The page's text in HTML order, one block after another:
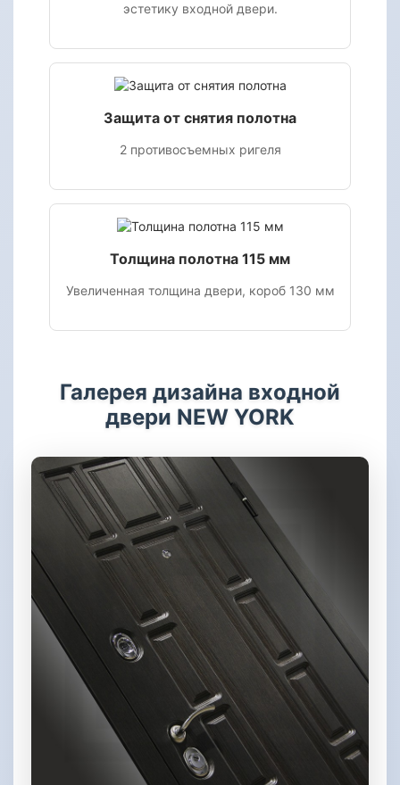
эстетику входной двери.
Защита от снятия полотна
2 противосъемных ригеля
Толщина полотна 115 мм
Увеличенная толщина двери, короб 130 мм
Галерея дизайна входной
двери NEW YORK